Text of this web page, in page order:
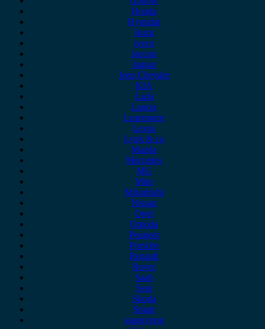
Honda
Hyundai
Isuzu
iveco
Jaecoo
Jaguar
Jeep Chrysler
KIA
Lada
Lancia
Leapmotor
Lexus
Lynk & co
Mazda
Mercedes
MG
Mini
Mitsubishi
Nissan
Opel
Omoda
Peugeot
Porsche
Renault
Rover
Saab
Seat
Skoda
Smart
ssangyong